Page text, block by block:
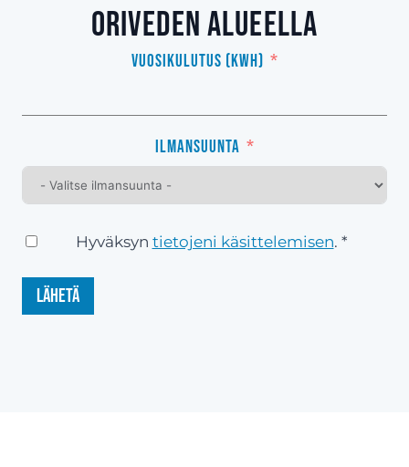
Oriveden alueella
Vuosikulutus (kWh)
Ilmansuunta
Hyväksyn tietojeni käsittelemisen. *
Lähetä